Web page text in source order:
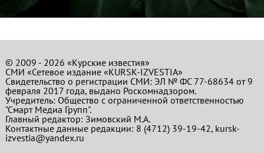
© 2009 - 2026 «Курские известия»
СМИ «Сетевое издание «KURSK-IZVESTIA»
Свидетельство о регистрации СМИ: ЭЛ № ФС 77-68634 от 9
февраля 2017 года, выдано Роскомнадзором.
Учредитель: Общество с ограниченной ответственностью
"Смарт Медиа Групп".
Главный редактор:Зимовский М.А.
Контактные данные редакции: 8 (4712) 39-19-42, kursk-
izvestia@yandex.ru